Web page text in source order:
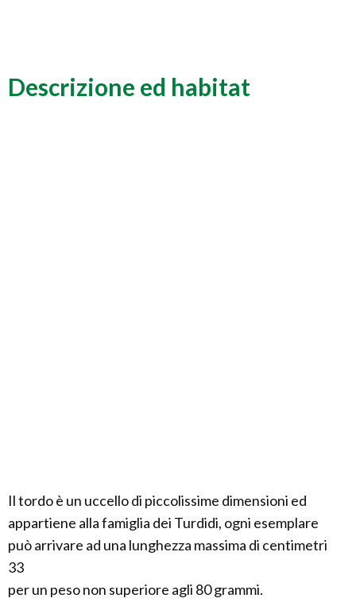
Descrizione ed habitat
Il tordo è un uccello di piccolissime dimensioni ed
appartiene alla famiglia dei Turdidi, ogni esemplare
può arrivare ad una lunghezza massima di centimetri
33
per un peso non superiore agli 80 grammi.